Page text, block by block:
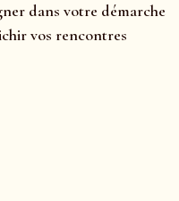
dans votre démarche
vos rencontres